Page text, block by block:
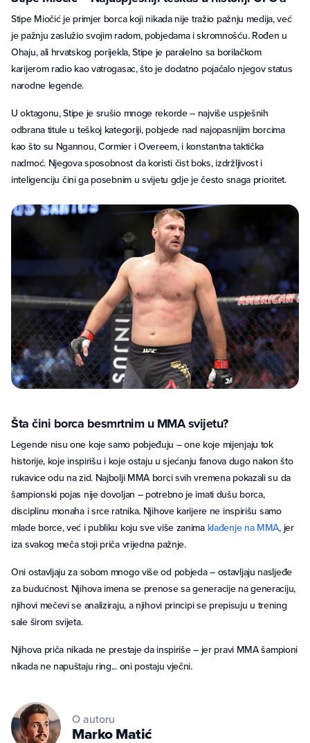
Stipe Miočić je primjer borca koji nikada nije tražio pažnju medija, već
je pažnju zaslužio svojim radom, pobjedama i skromnošću. Rođen u
Ohaju, ali hrvatskog porijekla, Stipe je paralelno sa borilačkom
karijerom radio kao vatrogasac, što je dodatno pojačalo njegov status
narodne legende.
U oktagonu, Stipe je srušio mnoge rekorde – najviše uspješnih
odbrana titule u teškoj kategoriji, pobjede nad najopasnijim borcima
kao što su Ngannou, Cormier i Overeem, i konstantna taktička
nadmoć. Njegova sposobnost da koristi čist boks, izdržljivost i
inteligenciju čini ga posebnim u svijetu gdje je često snaga prioritet.
Šta čini borca besmrtnim u MMA svijetu?
Legende nisu one koje samo pobjeđuju – one koje mijenjaju tok
historije, koje inspirišu i koje ostaju u sjećanju fanova dugo nakon što
rukavice odu na zid. Najbolji MMA borci svih vremena pokazali su da
šampionski pojas nije dovoljan – potrebno je imati dušu borca,
disciplinu monaha i srce ratnika. Njihove karijere ne inspirišu samo
mlade borce, već i publiku koju sve više zanima klađenje na MMA, jer
iza svakog meča stoji priča vrijedna pažnje.
Oni ostavljaju za sobom mnogo više od pobjeda – ostavljaju nasljeđe
za budućnost. Njihova imena se prenose sa generacije na generaciju,
njihovi mečevi se analiziraju, a njihovi principi se prepisuju u trening
sale širom svijeta.
Njihova priča nikada ne prestaje da inspiriše – jer pravi MMA šampioni
nikada ne napuštaju ring... oni postaju vječni.
O autoru
MarkoMatić